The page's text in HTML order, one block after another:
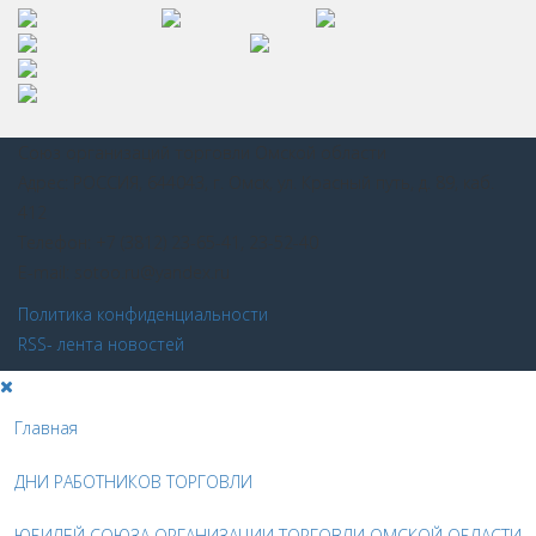
Политика конфиденциальности
RSS- лента новостей
Главная
ДНИ РАБОТНИКОВ ТОРГОВЛИ